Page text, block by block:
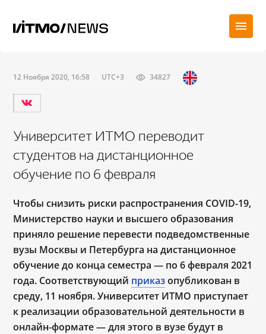
12 Ноября 2020, 16:58 UTC+3 34827
Университет ИТМО переводит
студентов на дистанционное
обучение по 6 февраля
Чтобы снизить риски распространения COVID-19,
Министерство науки и высшего образования
приняло решение перевести подведомственные
вузы Москвы и Петербурга на дистанционное
обучение до конца семестра ― по 6 февраля 2021
года. Соответствующий приказопубликован в
среду, 11 ноября. Университет ИТМО приступает
к реализации образовательной деятельности в
онлайн-формате ― для этого в вузе будут в